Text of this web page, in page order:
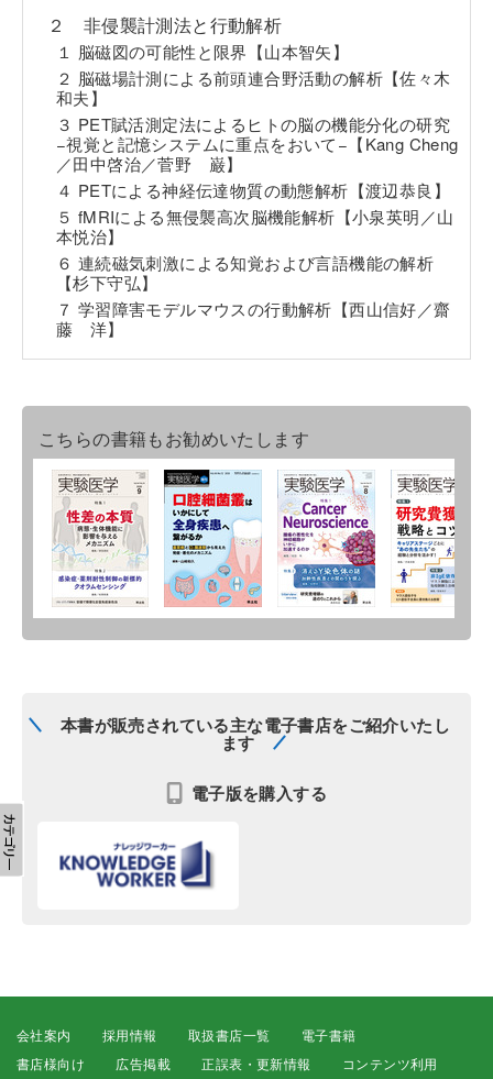
２ 非侵襲計測法と行動解析
１ 脳磁図の可能性と限界【山本智矢】
２ 脳磁場計測による前頭連合野活動の解析【佐々木
和夫】
３ PET賦活測定法によるヒトの脳の機能分化の研究
−視覚と記憶システムに重点をおいて−【Kang Cheng
／田中啓治／菅野 巌】
４ PETによる神経伝達物質の動態解析【渡辺恭良】
５ fMRIによる無侵襲高次脳機能解析【小泉英明／山
本悦治】
６ 連続磁気刺激による知覚および言語機能の解析
【杉下守弘】
７ 学習障害モデルマウスの行動解析【西山信好／齋
藤 洋】
こちらの書籍もお勧めいたします
本書が販売されている主な電子書店をご紹介いたし
ます
電子版を購入する
会社案内 採用情報 取扱書店一覧
電子書籍
書店様向け
広告掲載 正誤表・更新情報 コンテンツ利用